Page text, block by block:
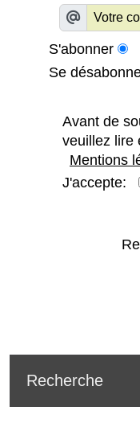
S'abonner
Se
Avant de
veuillez lire
Mentions
J'accepte:
Recherche